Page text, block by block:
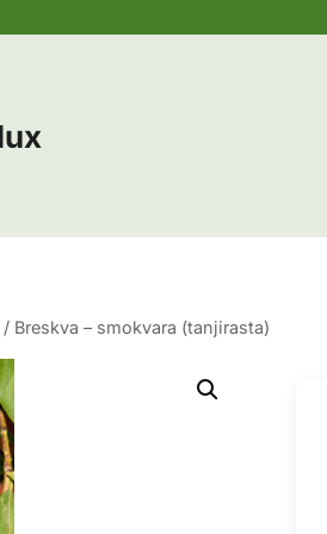
/ Breskva – smokvara (tanjirasta)